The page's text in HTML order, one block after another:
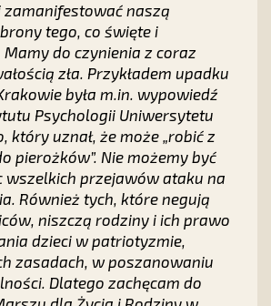
zamanifestować naszą
tego, co święte i
do czynienia z coraz
zła. Przykładem upadku
była m.in. wypowiedź
Psychologii Uniwersytetu
który uznał, że może „robić z
pierożków”. Nie możemy być
wszelkich przejawów ataku na
Również tych, które negują
niszczą rodziny i ich prawo
dzieci w patriotyzmie,
zasadach, w poszanowaniu
Dlatego zachęcam do